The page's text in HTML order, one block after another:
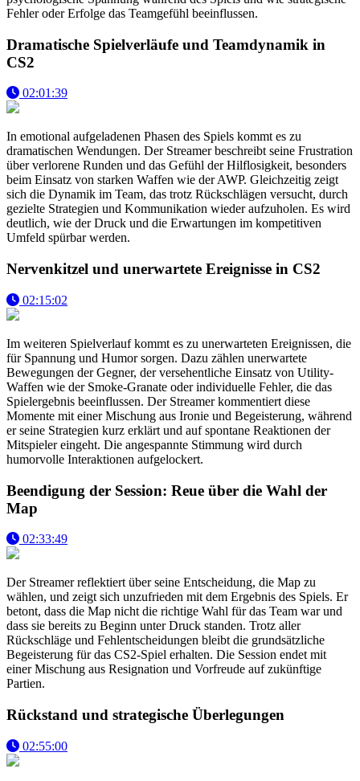
Fehler oder Erfolge das Teamgefühl beeinflussen.
Dramatische Spielverläufe und Teamdynamik in
CS2
02:01:39
In emotional aufgeladenen Phasen des Spiels kommt es zu
dramatischen Wendungen. Der Streamer beschreibt seine Frustration
über verlorene Runden und das Gefühl der Hilflosigkeit, besonders
beim Einsatz von starken Waffen wie der AWP. Gleichzeitig zeigt
sich die Dynamik im Team, das trotz Rückschlägen versucht, durch
gezielte Strategien und Kommunikation wieder aufzuholen. Es wird
deutlich, wie der Druck und die Erwartungen im kompetitiven
Umfeld spürbar werden.
Nervenkitzel und unerwartete Ereignisse in CS2
02:15:02
Im weiteren Spielverlauf kommt es zu unerwarteten Ereignissen, die
für Spannung und Humor sorgen. Dazu zählen unerwartete
Bewegungen der Gegner, der versehentliche Einsatz von Utility-
Waffen wie der Smoke-Granate oder individuelle Fehler, die das
Spielergebnis beeinflussen. Der Streamer kommentiert diese
Momente mit einer Mischung aus Ironie und Begeisterung, während
er seine Strategien kurz erklärt und auf spontane Reaktionen der
Mitspieler eingeht. Die angespannte Stimmung wird durch
humorvolle Interaktionen aufgelockert.
Beendigung der Session: Reue über die Wahl der
Map
02:33:49
Der Streamer reflektiert über seine Entscheidung, die Map zu
wählen, und zeigt sich unzufrieden mit dem Ergebnis des Spiels. Er
betont, dass die Map nicht die richtige Wahl für das Team war und
dass sie bereits zu Beginn unter Druck standen. Trotz aller
Rückschläge und Fehlentscheidungen bleibt die grundsätzliche
Begeisterung für das CS2-Spiel erhalten. Die Session endet mit
einer Mischung aus Resignation und Vorfreude auf zukünftige
Partien.
Rückstand und strategische Überlegungen
02:55:00